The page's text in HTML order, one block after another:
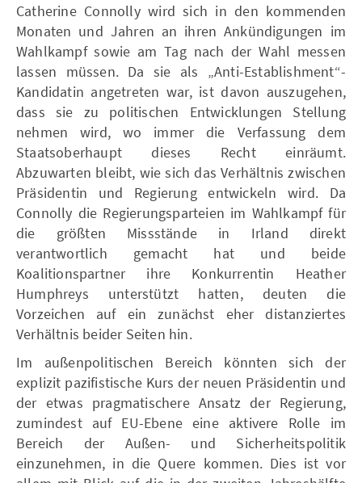
Catherine Connolly wird sich in den kommenden
Monaten und Jahren an ihren Ankündigungen im
Wahlkampf sowie am Tag nach der Wahl messen
lassen müssen. Da sie als „Anti-Establishment“-
Kandidatin angetreten war, ist davon auszugehen,
dass sie zu politischen Entwicklungen Stellung
nehmen wird, wo immer die Verfassung dem
Staatsoberhaupt dieses Recht einräumt.
Abzuwarten bleibt, wie sich das Verhältnis zwischen
Präsidentin und Regierung entwickeln wird. Da
Connolly die Regierungsparteien im Wahlkampf für
die größten Missstände in Irland direkt
verantwortlich gemacht hat und beide
Koalitionspartner ihre Konkurrentin Heather
Humphreys unterstützt hatten, deuten die
Vorzeichen auf ein zunächst eher distanziertes
Verhältnis beider Seiten hin.
Im außenpolitischen Bereich könnten sich der
explizit pazifistische Kurs der neuen Präsidentin und
der etwas pragmatischere Ansatz der Regierung,
zumindest auf EU-Ebene eine aktivere Rolle im
Bereich der Außen- und Sicherheitspolitik
einzunehmen, in die Quere kommen. Dies ist vor